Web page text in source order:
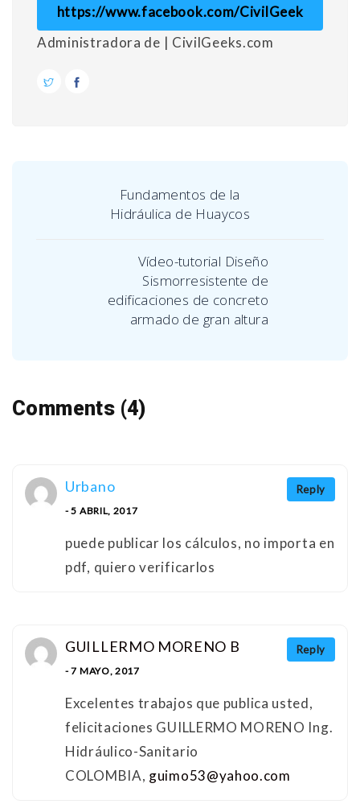
https://www.facebook.com/CivilGeek
Administradora de | CivilGeeks.com
Fundamentos de la
Hidráulica de Huaycos
Vídeo-tutorial Diseño
Sismorresistente de
edificaciones de concreto
armado de gran altura
Comments (4)
Reply
Urbano
- 5 ABRIL, 2017
puede publicar los cálculos, no importa en
pdf, quiero verificarlos
Reply
GUILLERMO MORENO B
- 7 MAYO, 2017
Excelentes trabajos que publica usted,
felicitaciones GUILLERMO MORENO Ing.
Hidráulico-Sanitario
COLOMBIA, guimo53@yahoo.com